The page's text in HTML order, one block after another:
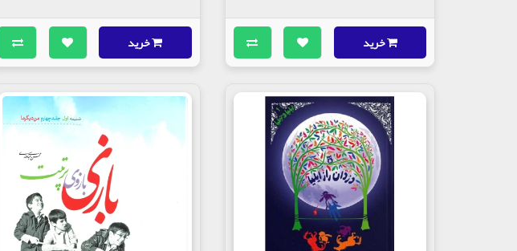
خرید خرید